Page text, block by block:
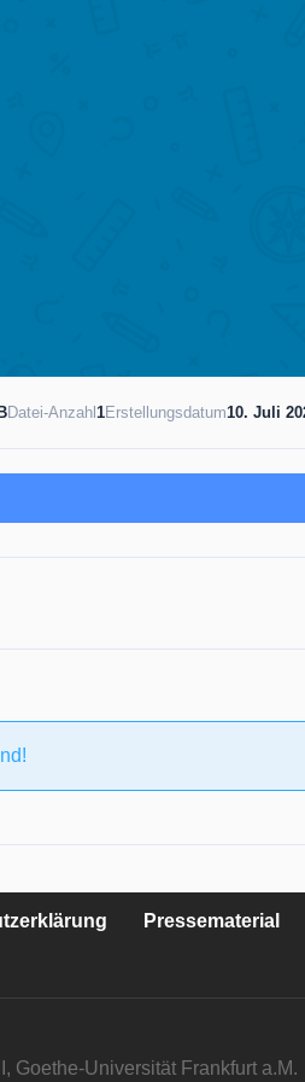
Datei-Anzahl 1Erstellungsdatum10. Juli
Pressematerial
Goethe-Universität Frankfurt a.M.